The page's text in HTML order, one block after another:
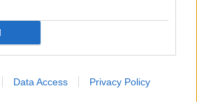
Data Access Privacy Policy
épül Budakeszi új óvodája